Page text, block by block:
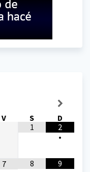
V S
D
1
2
•
7 8
9